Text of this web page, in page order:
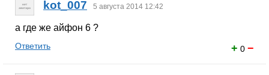
kot_007 5 августа 2014 12:42
а где же айфон 6 ?
+ 0 −
Ответить